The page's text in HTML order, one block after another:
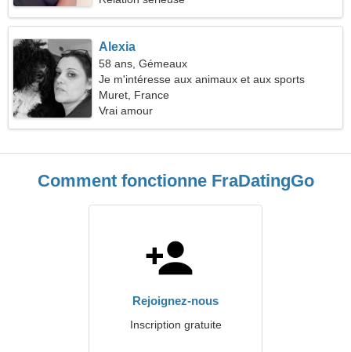
Alexia
58 ans, Gémeaux
Je m'intéresse aux animaux et aux sports
Muret, France
Vrai amour
Comment fonctionne FraDatingGo
Rejoignez-nous
Inscription gratuite